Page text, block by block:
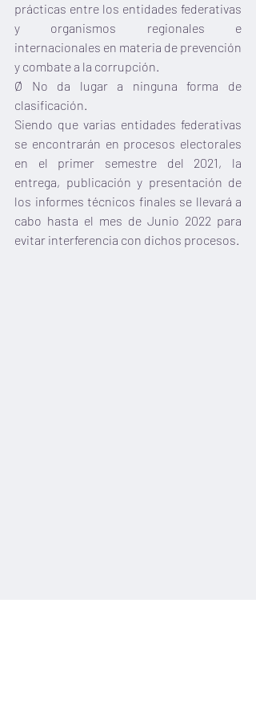
prácticas entre los entidades federativas
y organismos regionales e
internacionales en materia de prevención
y combate a la corrupción.
Ø No da lugar a ninguna forma de
clasificación.
Siendo que varias entidades federativas
se encontrarán en procesos electorales
en el primer semestre del 2021, la
entrega, publicación y presentación de
los informes técnicos finales se llevará a
cabo hasta el mes de Junio 2022 para
evitar interferencia con dichos procesos.